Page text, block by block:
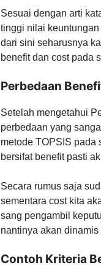
Sesuai dengan arti
tinggi nilai
dari sini seharusnya
benefit dan cost pada
Perbedaan
Setelah mengetahui
perbedaan yang
metode TOPSIS pada
bersifat benefit pasti
Secara rumus saja
sementara cost kita
sang pengambil
nantinya akan dinamis
Contoh Kriteria